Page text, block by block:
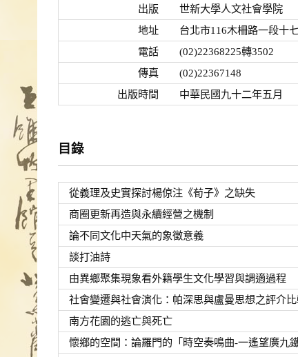
出版
世新大學人文社會學院
地址
台北市116木柵路一段十
電話
(02)22368225轉3502
傳真
(02)22367148
出版時間
中華民國九十二年五月
目錄
從義理及史實探討楊倞注《荀子》之缺失
商圈更新再造與永續經營之機制
論不同文化中天氣的象徵意義
談打油詩
由異鄉聚集現象看外籍學生文化學習與調適過程
社會變遷與社會演化：帕深思與盧曼思想之評介
南方花園的逃亡與死亡
懷鄉的空間：論羅門的「時空奏鳴曲-一遙望廣九鐵